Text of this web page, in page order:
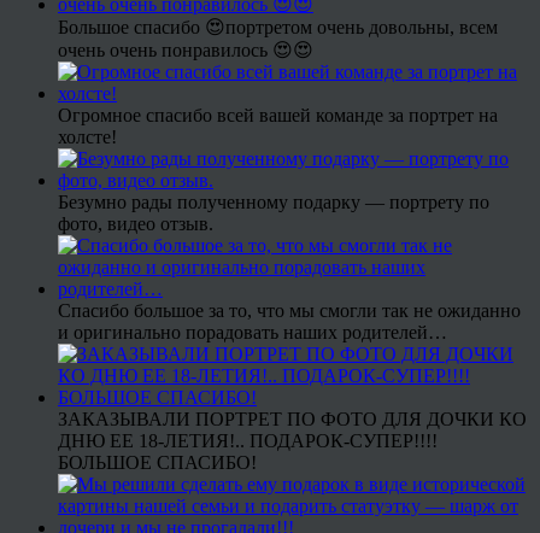
Большое спасибо 😍портретом очень довольны, всем
очень очень понравилось 😍😍
Огромное спасибо всей вашей команде за портрет на
холсте!
Безумно рады полученному подарку — портрету по
фото, видео отзыв.
Спасибо большое за то, что мы смогли так не ожиданно
и оригинально порадовать наших родителей…
ЗАКАЗЫВАЛИ ПОРТРЕТ ПО ФОТО ДЛЯ ДОЧКИ КО
ДНЮ ЕЕ 18-ЛЕТИЯ!.. ПОДАРОК-СУПЕР!!!!
БОЛЬШОЕ СПАСИБО!